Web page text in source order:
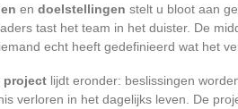
en doelstellingen stelt u bloot aan
tast het team in het duister. De
echt heeft gedefinieerd wat het
project lijdt eronder: beslissingen
verloren in het dagelijks leven. De